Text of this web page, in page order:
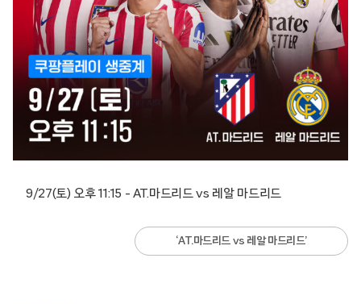
9/27(토) 오후 11:15 – AT.마드리드 vs 레알 마드리드
‘AT.마드리드 vs 레알 마드리드’